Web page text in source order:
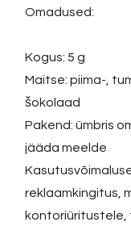
Omadused:
Kogus: 5 g
Maitse: piima-,
šokolaad
Pakend: ümbris
jääda meelde
reklaamkingitus,
kontoriüritustele,